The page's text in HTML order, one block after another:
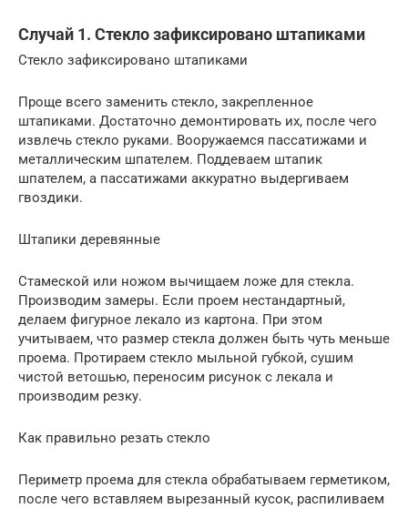
Случай 1. Стекло зафиксировано штапиками
Стекло зафиксировано штапиками
Проще всего заменить стекло, закрепленное
штапиками. Достаточно демонтировать их, после чего
извлечь стекло руками. Вооружаемся пассатижами и
металлическим шпателем. Поддеваем штапик
шпателем, а пассатижами аккуратно выдергиваем
гвоздики.
Штапики деревянные
Стамеской или ножом вычищаем ложе для стекла.
Производим замеры. Если проем нестандартный,
делаем фигурное лекало из картона. При этом
учитываем, что размер стекла должен быть чуть меньше
проема. Протираем стекло мыльной губкой, сушим
чистой ветошью, переносим рисунок с лекала и
производим резку.
Как правильно резать стекло
Периметр проема для стекла обрабатываем герметиком,
после чего вставляем вырезанный кусок, распиливаем